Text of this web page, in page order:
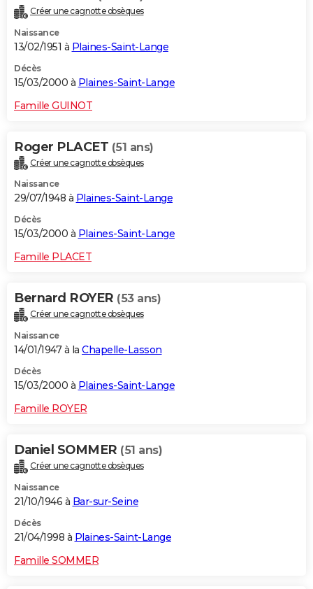
Créer une cagnotte obsèques
Naissance
13/02/1951 à Plaines-Saint-Lange
Décès
15/03/2000 à Plaines-Saint-Lange
Famille GUINOT
Roger PLACET (51 ans)
Créer une cagnotte obsèques
Naissance
29/07/1948 à Plaines-Saint-Lange
Décès
15/03/2000 à Plaines-Saint-Lange
Famille PLACET
Bernard ROYER (53 ans)
Créer une cagnotte obsèques
Naissance
14/01/1947 à la Chapelle-Lasson
Décès
15/03/2000 à Plaines-Saint-Lange
Famille ROYER
Daniel SOMMER (51 ans)
Créer une cagnotte obsèques
Naissance
21/10/1946 à Bar-sur-Seine
Décès
21/04/1998 à Plaines-Saint-Lange
Famille SOMMER